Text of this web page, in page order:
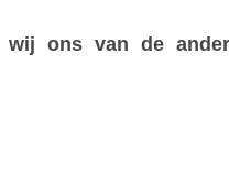
wij onsvan de